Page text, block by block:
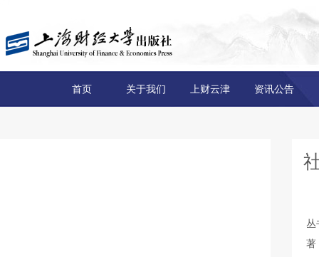
首页 关于我们 上财云津 资讯公告
丛
著